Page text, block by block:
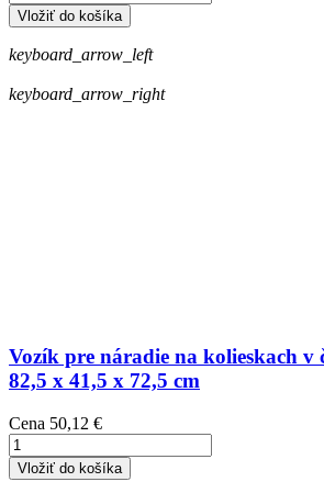
Vložiť do košíka
keyboard_arrow_left
keyboard_arrow_right
Vozík pre náradie na kolieskach v
82,5 x 41,5 x 72,5 cm
Cena 50,12 €
Vložiť do košíka